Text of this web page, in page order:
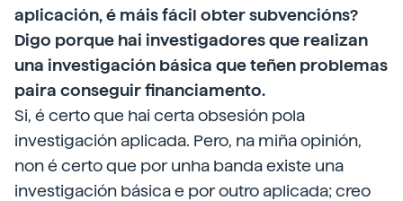
aplicación, é máis fácil obter subvencións?
Digo porque hai investigadores que realizan
una investigación básica que teñen problemas
paira conseguir financiamento.
Si, é certo que hai certa obsesión pola
investigación aplicada. Pero, na miña opinión,
non é certo que por unha banda existe una
investigación básica e por outro aplicada; creo